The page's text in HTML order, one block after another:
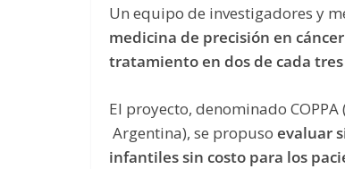
Un equipo de investigadores y
medicina de precisión en
tratamiento en dos de cada
El proyecto, denominado
Argentina), se propuso evaluar
infantiles sin costo para los